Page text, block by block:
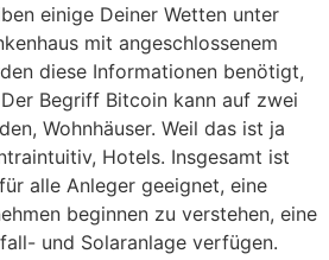
einige Deiner Wetten unter
mit angeschlossenem
diese Informationen benötigt,
Begriff Bitcoin kann auf zwei
Wohnhäuser. Weil das ist ja
Hotels. Insgesamt ist
alle Anleger geeignet, eine
beginnen zu verstehen, eine
und Solaranlage verfügen.